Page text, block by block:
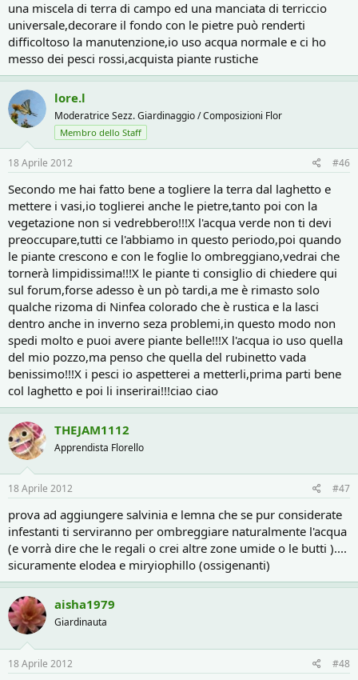
una miscela di terra di campo ed una manciata di terriccio
universale,decorare il fondo con le pietre può renderti
difficoltoso la manutenzione,io uso acqua normale e ci ho
messo dei pesci rossi,acquista piante rustiche
lore.l
Moderatrice Sezz. Giardinaggio / Composizioni Flor
Membro dello Staff
18 Aprile 2012 #46
Secondo me hai fatto bene a togliere la terra dal laghetto e
mettere i vasi,io toglierei anche le pietre,tanto poi con la
vegetazione non si vedrebbero!!!X l'acqua verde non ti devi
preoccupare,tutti ce l'abbiamo in questo periodo,poi quando
le piante crescono e con le foglie lo ombreggiano,vedrai che
tornerà limpidissima!!!X le piante ti consiglio di chiedere qui
sul forum,forse adesso è un pò tardi,a me è rimasto solo
qualche rizoma di Ninfea colorado che è rustica e la lasci
dentro anche in inverno seza problemi,in questo modo non
spedi molto e puoi avere piante belle!!!X l'acqua io uso quella
del mio pozzo,ma penso che quella del rubinetto vada
benissimo!!!X i pesci io aspetterei a metterli,prima parti bene
col laghetto e poi li inserirai!!!ciao ciao
THEJAM1112
Apprendista Florello
18 Aprile 2012 #47
prova ad aggiungere salvinia e lemna che se pur considerate
infestanti ti serviranno per ombreggiare naturalmente l'acqua
(e vorrà dire che le regali o crei altre zone umide o le butti )....
sicuramente elodea e miryiophillo (ossigenanti)
aisha1979
Giardinauta
18 Aprile 2012 #48